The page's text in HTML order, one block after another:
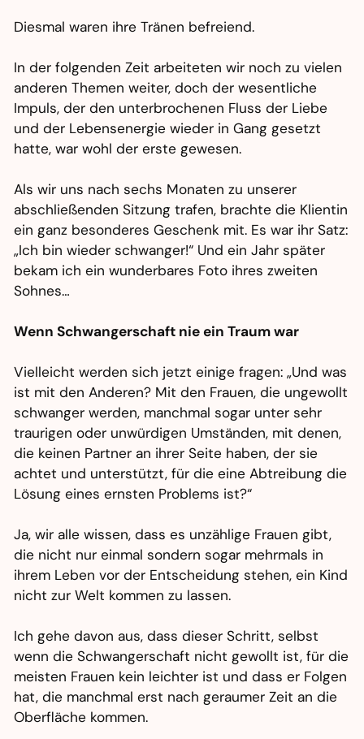
Diesmal waren ihre Tränen befreiend.
In der folgenden Zeit arbeiteten wir noch zu vielen
anderen Themen weiter, doch der wesentliche
Impuls, der den unterbrochenen Fluss der Liebe
und der Lebensenergie wieder in Gang gesetzt
hatte, war wohl der erste gewesen.
Als wir uns nach sechs Monaten zu unserer
abschließenden Sitzung trafen, brachte die Klientin
ein ganz besonderes Geschenk mit. Es war ihr Satz:
„Ich bin wieder schwanger!“ Und ein Jahr später
bekam ich ein wunderbares Foto ihres zweiten
Sohnes…
Wenn Schwangerschaft nie ein Traum war
Vielleicht werden sich jetzt einige fragen: „Und was
ist mit den Anderen? Mit den Frauen, die ungewollt
schwanger werden, manchmal sogar unter sehr
traurigen oder unwürdigen Umständen, mit denen,
die keinen Partner an ihrer Seite haben, der sie
achtet und unterstützt, für die eine Abtreibung die
Lösung eines ernsten Problems ist?“
Ja, wir alle wissen, dass es unzählige Frauen gibt,
die nicht nur einmal sondern sogar mehrmals in
ihrem Leben vor der Entscheidung stehen, ein Kind
nicht zur Welt kommen zu lassen.
Ich gehe davon aus, dass dieser Schritt, selbst
wenn die Schwangerschaft nicht gewollt ist, für die
meisten Frauen kein leichter ist und dass er Folgen
hat, die manchmal erst nach geraumer Zeit an die
Oberfläche kommen.